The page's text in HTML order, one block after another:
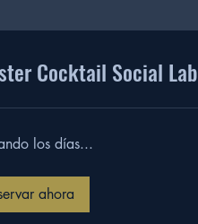
Cocktail Social Lab
los días...
ahora